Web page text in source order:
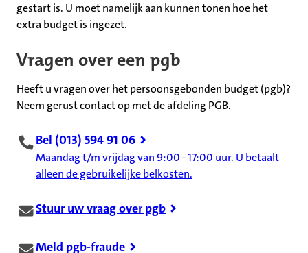
gestart is. U moet namelijk aan kunnen tonen hoe het
extra budget is ingezet.
Vragen over een pgb
Heeft u vragen over het persoonsgebonden budget (pgb)?
Neem gerust contact op met de afdeling PGB.
Bel (013) 594 91 06
Maandag t/m vrijdag van 9:00 - 17:00 uur. U betaalt
alleen de gebruikelijke belkosten.
Stuur uw vraag over pgb
Meld pgb-fraude